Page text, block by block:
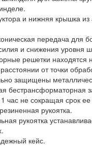
и нижняя крышка
передача для
и снижения уровня
решетки находятся
от точки
защищены
бестрансформаторная
час не сокращая срок
рукоятка.
рукоятка
кейс.